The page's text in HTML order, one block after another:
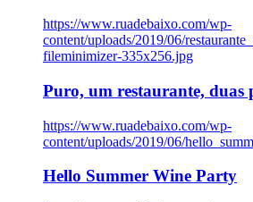
https://www.ruadebaixo.com/wp-
content/uploads/2019/06/
fileminimizer-335x256.jpg
Puro, um restaurante, duas
https://www.ruadebaixo.com/wp-
content/uploads/2019/06/
Hello Summer Wine Party